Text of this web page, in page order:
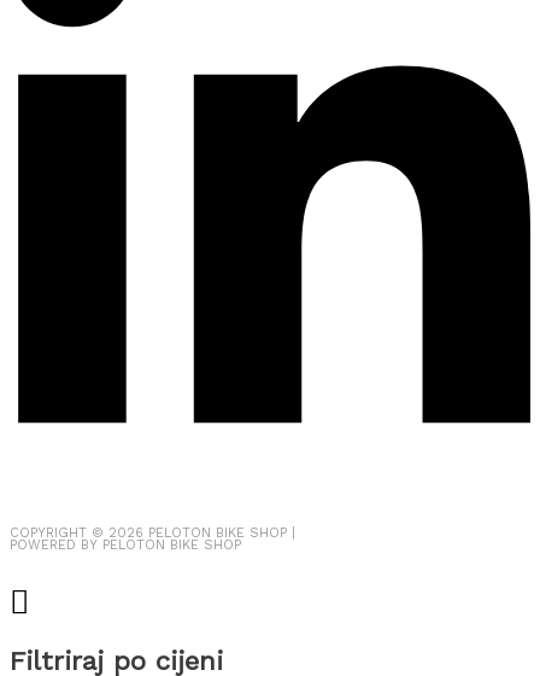
COPYRIGHT © 2026 PELOTON BIKE SHOP
POWERED BY PELOTON BIKE SHOP
Filtriraj po cijeni